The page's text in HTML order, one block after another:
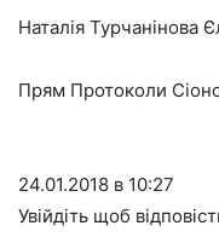
Наталія Турчанінова
Прям Протоколи
24.01.2018 в 10:27
Увійдіть щоб